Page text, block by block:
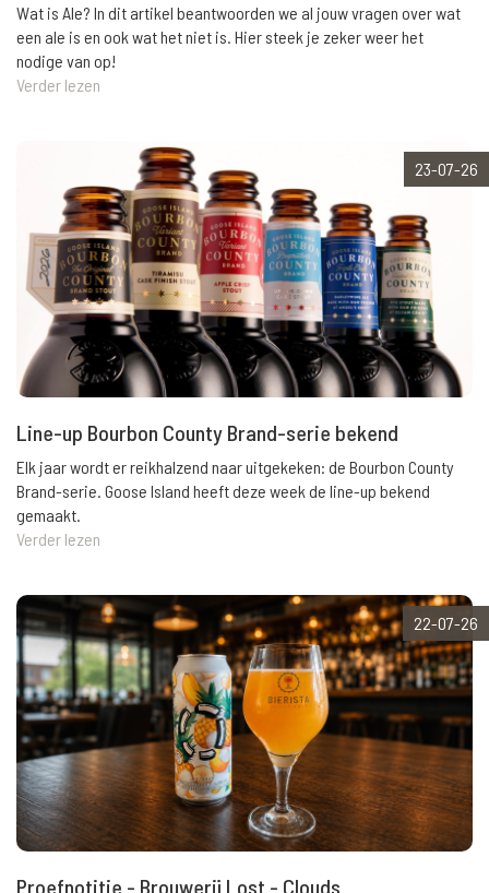
Wat is Ale? In dit artikel beantwoorden we al jouw vragen over wat
een ale is en ook wat het niet is. Hier steek je zeker weer het
nodige van op!
Verder lezen
23-07-26
Line-up Bourbon County Brand-serie bekend
Elk jaar wordt er reikhalzend naar uitgekeken: de Bourbon County
Brand-serie. Goose Island heeft deze week de line-up bekend
gemaakt.
Verder lezen
22-07-26
Proefnotitie - Brouwerij Lost - Clouds